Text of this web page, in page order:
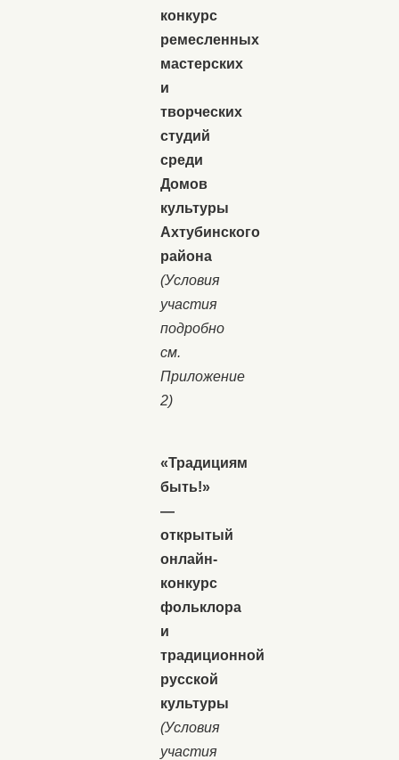
конкурс
ремесленных
мастерских
и
творческих
студий
среди
Домов
культуры
Ахтубинского
района
(Условия
участия
подробно
см.
Приложение
2)
«Традициям
быть!»
—
открытый
онлайн-
конкурс
фольклора
и
традиционной
русской
культуры
(Условия
участия